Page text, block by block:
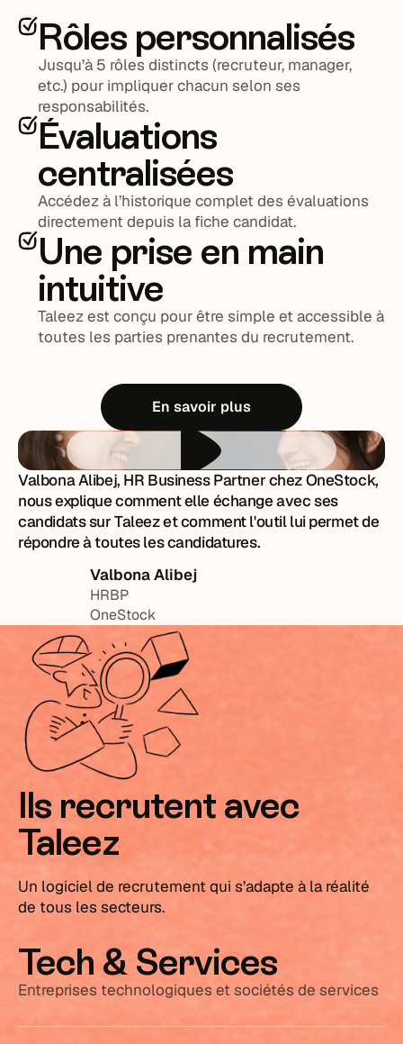
Rôles personnalisés
Jusqu’à 5 rôles distincts (recruteur, manager,
etc.) pour impliquer chacun selon ses
responsabilités.
Évaluations
centralisées
Accédez à l’historique complet des évaluations
directement depuis la fiche candidat.
Une prise en main
intuitive
Taleez est conçu pour être simple et accessible à
toutes les parties prenantes du recrutement.
En savoir plus
Valbona Alibej, HR Business Partner chez OneStock,
nous explique comment elle échange avec ses
candidats sur Taleez et comment l'outil lui permet de
répondre à toutes les candidatures.
Valbona Alibej
HRBP
OneStock
Ils recrutent avec
Taleez
Un logiciel de recrutement qui s’adapte à la réalité
de tous les secteurs.
Tech & Services
Entreprises technologiques et sociétés de services